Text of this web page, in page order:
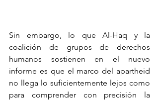
Sin embargo, lo que Al-Haq y la
coalición de grupos de derechos
humanos sostienen en el nuevo
informe es que el marco del apartheid
no llega lo suficientemente lejos como
para comprender con precisión la